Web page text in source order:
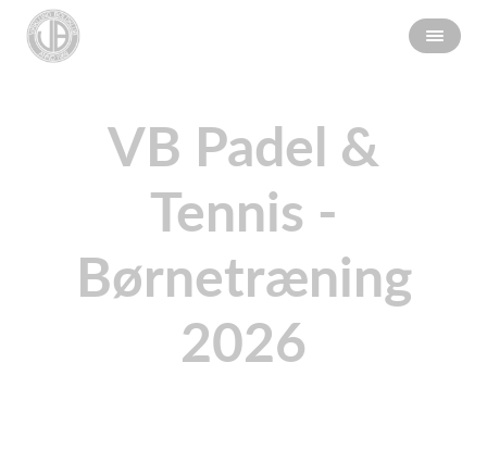
VB Padel &
Tennis -
Børnetræning
2026